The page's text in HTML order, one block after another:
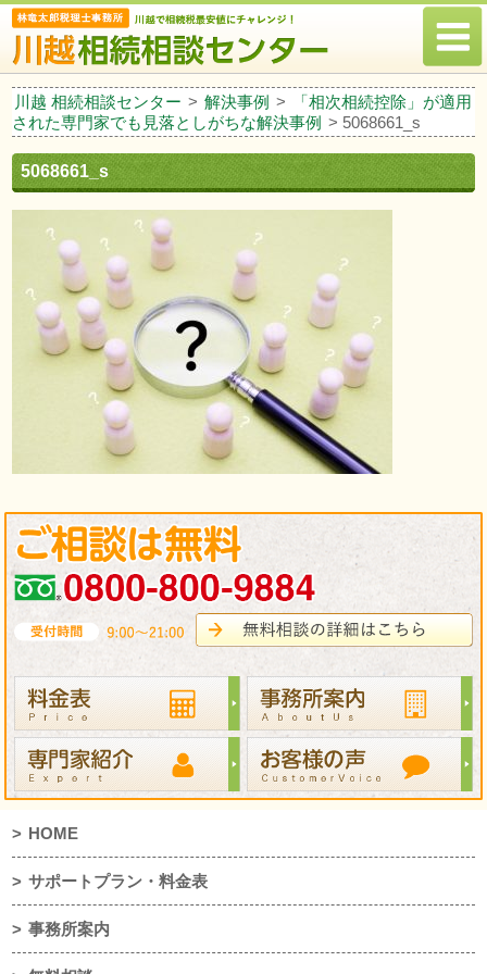
川越 相続相談センター > 解決事例 >
「相次相続控除」が適用
された専門家でも見落としがちな解決事例 > 5068661_s
5068661_s
HOME
サポートプラン・料金表
事務所案内